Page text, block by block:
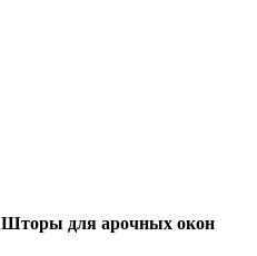
Шторы для арочных окон